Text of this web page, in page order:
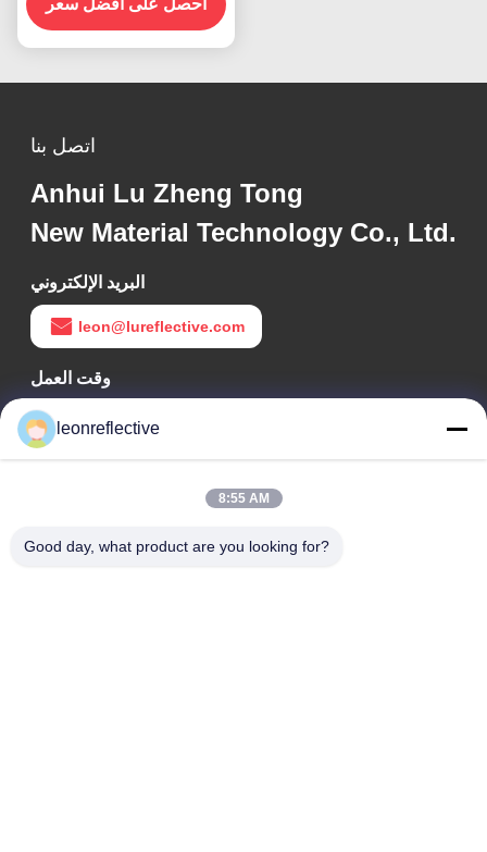
احصل على أفضل سعر
اتصل بنا
Anhui Lu Zheng Tong
New Material Technology Co., Ltd.
البريد الإلكتروني
leon@lureflective.com
وقت العمل
9:00-18:00
عنواننا
التكنولوجيا العالية، هيفي، أنهوي، الصين
leonreflective
8:55 AM
Good day, what product are you looking for?